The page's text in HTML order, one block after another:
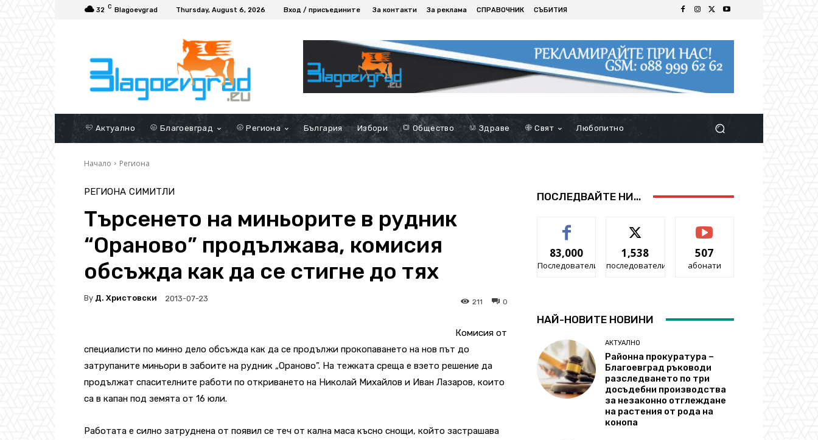
32 C Blagoevgrad Thursday, August 6, 2026 Вход / присъедините За контакти За реклама СПРАВОЧНИК СЪБИТИЯ
Актуално Благоевград Региона България Избори Общество Здраве Свят Любопитно
Начало Региона
РЕГИОНА СИМИТЛИ
Търсенето на миньорите в рудник
“Ораново” продължава, комисия
обсъжда как да се стигне до тях
By Д. Христовски 2013-07-23 0
211
Комисия от
специалисти по минно дело обсъжда как да се продължи прокопаването на нов път до
затрупаните миньори в забоите на рудник „Ораново”. На тежката среща е взето решение да
продължат спасителните работи по откриването на Николай Михайлов и Иван Лазаров, които
са в капан под земята от 16 юли.
Работата е силно затруднена от появил се теч от кална маса късно снощи, който застрашава
ПОСЛЕДВАЙТЕ НИ...
83,000
Последователи
1,538
последователи
507
абонати
НАЙ-НОВИТЕ НОВИНИ
АКТУАЛНО
Районна прокуратура –
Благоевград ръководи
разследването по три
досъдебни производства
за незаконно отглеждане
на растения от рода на
конопа